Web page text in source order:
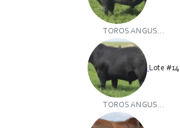
TOROS ANGUS...
Lote #14
TOROS ANGUS...